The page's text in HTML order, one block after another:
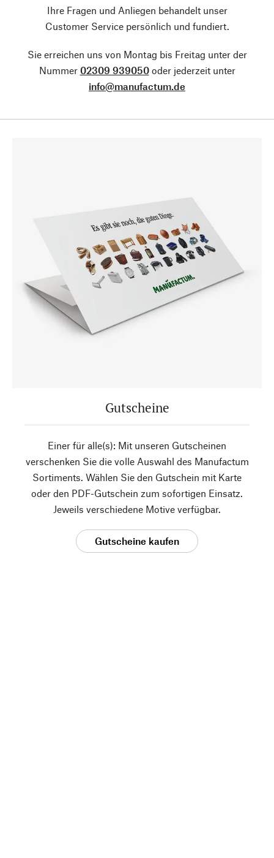
Ihre Fragen und Anliegen behandelt unser
Customer Service persönlich und fundiert.
Sie erreichen uns von Montag bis Freitag unter der
Nummer 02309 939050oder jederzeit unter
info@manufactum.de
Gutscheine
Einer für alle(s): Mit unseren Gutscheinen
verschenken Sie die volle Auswahl des Manufactum
Sortiments. Wählen Sie den Gutschein mit Karte
oder den PDF-Gutschein zum sofortigen Einsatz.
Jeweils verschiedene Motive verfügbar.
Gutscheine kaufen